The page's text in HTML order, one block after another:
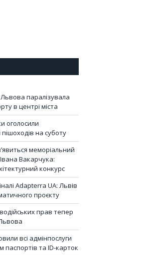
паралізувала
в центрі міста
оголосили
на суботу
меморіальний
Вакарчука:
конкурс
Adapterra UA: Львів
проєкту
прав тепер
всі адмінпослуги
та ID-карток